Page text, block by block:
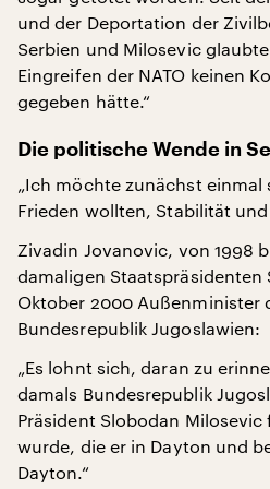
und der Deportation der
Serbien und Milosevic
Eingreifen der NATO keinen
gegeben hätte.“
Die politische Wende in
„Ich möchte zunächst einmal
Frieden wollten, Stabilität
Zivadin Jovanovic, von 1998
damaligen Staatspräsidenten
Oktober 2000 Außenminister
Bundesrepublik Jugoslawien:
„Es lohnt sich, daran zu
damals Bundesrepublik
Präsident Slobodan Milosevic
wurde, die er in Dayton und
Dayton.“